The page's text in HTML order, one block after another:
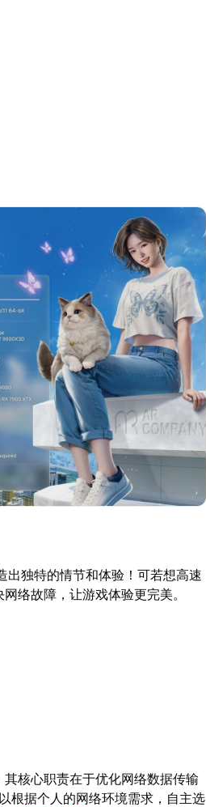
出独特的情节和体验！可若想高速
网络故障，让游戏体验更完美。
核心职责在于优化网络数据传输
根据个人的网络环境需求，自主选